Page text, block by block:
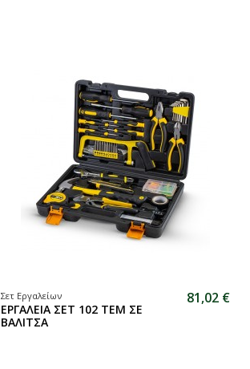
Σετ Εργαλείων
ΕΡΓΑΛΕΙΑ ΣΕΤ 102 TEM ΣΕ
ΒΑΛΙΤΣΑ
81,02 €